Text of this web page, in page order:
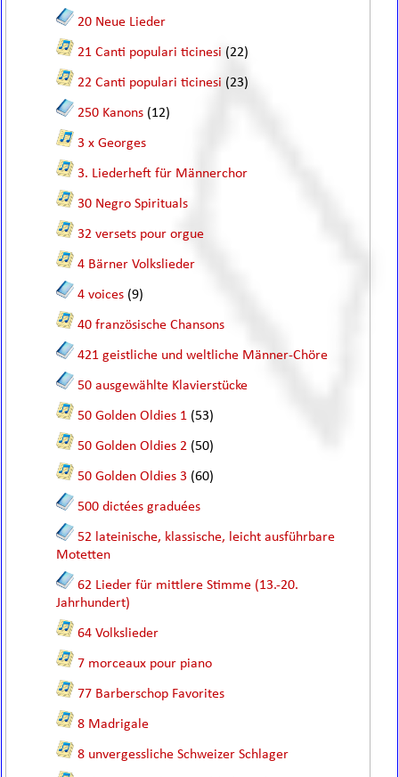
20 Neue Lieder
21 Canti populari ticinesi (22)
22 Canti populari ticinesi (23)
250 Kanons (12)
3 x Georges
3. Liederheft für Männerchor
30 Negro Spirituals
32 versets pour orgue
4 Bärner Volkslieder
4 voices (9)
40 französische Chansons
421 geistliche und weltliche Männer-Chöre
50 ausgewählte Klavierstücke
50 Golden Oldies 1 (53)
50 Golden Oldies 2 (50)
50 Golden Oldies 3 (60)
500 dictées graduées
52 lateinische, klassische, leicht ausführbare
Motetten
62 Lieder für mittlere Stimme (13.-20.
Jahrhundert)
64 Volkslieder
7 morceaux pour piano
77 Barberschop Favorites
8 Madrigale
8 unvergessliche Schweizer Schlager